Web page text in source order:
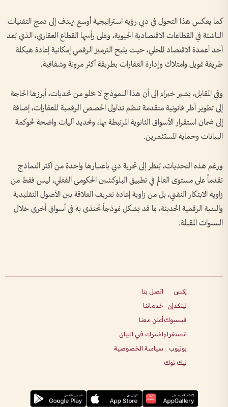
كما يعكس هذا التحول في دبي رؤية استراتيجية أوسع تهدف إلى دمج التقنيات
الناشئة في القطاعات الاقتصادية الحيوية، وعلى رأسها القطاع العقاري، الذي يُعد
أحد أعمدة الاقتصاد المحلي، حيث يتيح الترميز الرقمي إمكانية إعادة هيكلة
طريقة تمويل وامتلاك وإدارة العقارات بطريقة أكثر مرونة وشفافية.
وفي المقابل، يشير خبراء إلى أن هذا النموذج لا يخلو من تحديات، أبرزها الحاجة
إلى تطوير أطر قانونية متقدمة تنظم تداول الحصص الرقمية للعقارات، إضافة
إلى ضمان استقرار الأسواق الثانوية المرتبطة بها، وتحديد آليات واضحة لحوكمة
البيانات وحماية المستثمرين.
ورغم هذه التحديات، يُنظر إلى تجربة دبي باعتبارها واحدة من أكثر النماذج
تقدماً على مستوى العالم في تطبيق البلوكشين الحكومي الفعلي، ليس فقط من
زاوية الابتكار التقني، بل من زاوية إعادة تعريف العلاقة بين الأصول التقليدية
والبنية الرقمية الحديثة، بما قد يشكل نموذجاً يُحتذى به في أسواق أخرى خلال
السنوات المقبلة.
إكس
لينكدإن
فيسبوك
انستغرام
يوتيوب
تيك توك
اتصل بنا
خدماتنا
أعلن معنا
اشترك في البيان
سياسة الخصوصية